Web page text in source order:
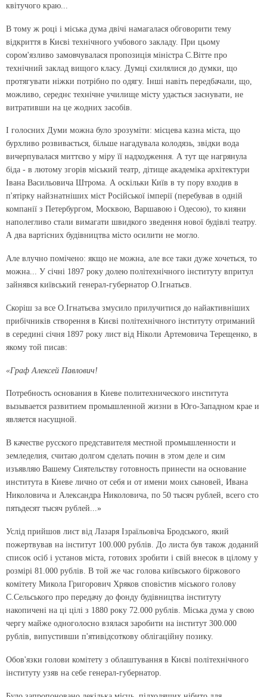
квітучого краю...
В тому ж році і міська дума двічі намагалася обговорити тему
відкриття в Києві технічного учбового закладу. При цьому
сором'язливо замовчувалася пропозиція міністра С.Вітте про
технічний заклад вищого класу. Думці схилялися до думки, що
протягувати ніжки потрібно по одягу. Інші навіть передбачали, що,
можливо, середнє технічне училище місту удасться заснувати, не
витративши на це жодних засобів.
І голосних Думи можна було зрозуміти: місцева казна міста, що
бурхливо розвивається, більше нагадувала колодязь, звідки вода
вичерпувалася миттєво у міру її надходження. А тут ще нагрянула
біда - в лютому згорів міський театр, дітище академіка архітектури
Івана Васильовича Штрома. А оскільки Київ в ту пору входив в
п'ятірку найзнатніших міст Російської імперії (перебував в одній
компанії з Петербургом, Москвою, Варшавою і Одесою), то кияни
наполегливо стали вимагати швидкого зведення нової будівлі театру.
А два вартісних будівництва місто осилити не могло.
Але влучно помічено: якщо не можна, але все таки дуже хочеться, то
можна... У січні 1897 року долею політехнічного інституту впритул
зайнявся київський генерал-губернатор О.Ігнатьєв.
Скоріш за все О.Ігнатьєва змусило прилучитися до найактивніших
прибічників створення в Києві політехнічного інституту отриманий
в середині січня 1897 року лист від Ніколи Артемовича Терещенко, в
якому той писав:
«Граф Алексей Павлович!
Потребность основания в Киеве политехнического института
вызывается развитием промышленной жизни в Юго-Западном крае и
является насущной.
В качестве русского представителя местной промышленности и
земледелия, считаю долгом сделать почин в этом деле и сим
изъявляю Вашему Сиятельству готовность принести на основание
института в Киеве лично от себя и от имени моих сыновей, Ивана
Николовича и Александра Николовича, по 50 тысяч рублей, всего сто
пятьдесят тысяч рублей...»
Услід прийшов лист від Лазаря Ізраїльовіча Бродського, який
пожертвував на інститут 100.000 рублів. До листа був також доданий
список осіб і установ міста, готових зробити і свій внесок в цілому у
розмірі 81.000 рублів. В той же час голова київського біржового
комітету Микола Григорович Хряков сповістив міського голову
С.Сельського про передачу до фонду будівництва інституту
накопичені на ці цілі з 1880 року 72.000 рублів. Міська дума у свою
чергу майже одноголосно взялася заробити на інститут 300.000
рублів, випустивши п'ятивідсоткову облігаційну позику.
Обов'язки голови комітету з облаштування в Києві політехнічного
інституту узяв на себе генерал-губернатор.